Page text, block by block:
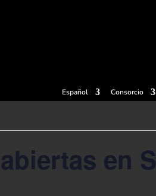
Español Consorcio
en